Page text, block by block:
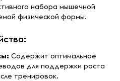
набора мышечной
физической формы.
Содержит оптимальное
для поддержки роста
тренировок.